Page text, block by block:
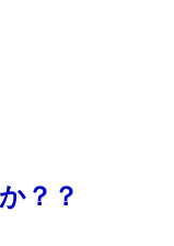
？？